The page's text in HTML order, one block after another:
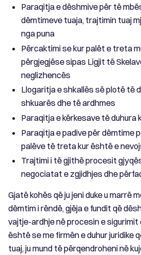
Paraqitja e dëshmive për të
dëmtimeve tuaja, trajtimin tuaj
nga puna
Përcaktimi se kur palët e treta
përgjegjëse sipas Ligjit të
neglizhencës
Llogaritja e shkallës së plotë të
shkuarës dhe të ardhmes
Paraqitja e kërkesave të
Paraqitja e padive për dëmtime
palëve të treta kur është e
Trajtimi i të gjithë procesit
negociatat e zgjidhjes dhe
Gjatë kohës që ju jeni duke u marrë
dëmtim i rëndë, gjëja e fundit që
vajtje-ardhje në procesin e sigurimit
është se me firmën e duhur juridike
tuaj, ju mund të përqendroheni në